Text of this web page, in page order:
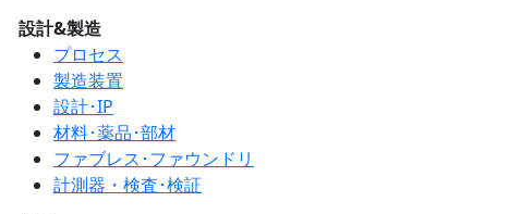
設計&製造
プロセス
製造装置
設計･IP
材料･薬品･部材
ファブレス･ファウンドリ
計測器・検査･検証